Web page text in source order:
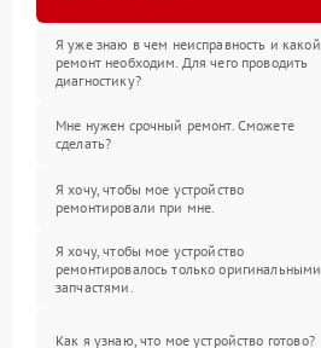
Я уже знаю в чем неисправность и какой
ремонт необходим. Для чего проводить
диагностику?
Мне нужен срочный ремонт. Сможете
сделать?
Я хочу, чтобы мое устройство
ремонтировали при мне.
Я хочу, чтобы мое устройство
ремонтировалось только оригинальными
запчастями.
Как я узнаю, что мое устройство готово?